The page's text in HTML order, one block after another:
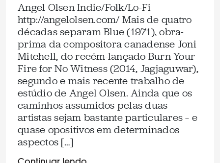
Angel Olsen Indie/Folk/Lo-Fi
http://angelolsen.com/ Mais de quatro
décadas separam Blue (1971), obra-
prima da compositora canadense Joni
Mitchell, do recém-lançado Burn Your
Fire for No Witness (2014, Jagjaguwar),
segundo e mais recente trabalho de
estúdio de Angel Olsen. Ainda que os
caminhos assumidos pelas duas
artistas sejam bastante particulares – e
quase opositivos em determinados
aspectos […]